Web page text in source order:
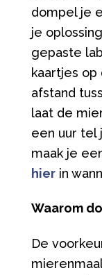
dompel je
je
gepaste
kaartjes
afstand
laat de
een uur tel
maak je
hierin
Waarom
De